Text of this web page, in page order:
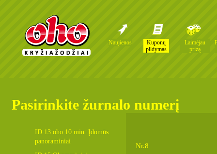
Naujienos
Kuponų
pildymas
Laimėjau
prizą
Pasirinkite žurnalo numerį
ID 13 oho 10 min. Įdomūs
panoraminiai
Nr.8